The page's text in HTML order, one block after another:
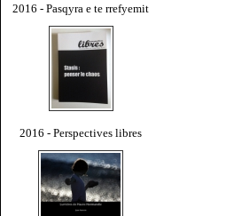
2016 - Pasqyra e te rrefyemit
2016 - Perspectives libres